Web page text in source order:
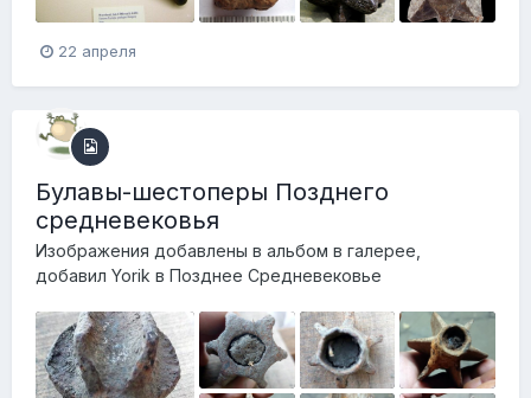
22 апреля
Булавы-шестоперы Позднего
средневековья
Изображения добавлены в альбом в галерее,
добавил Yorik в Позднее Средневековье